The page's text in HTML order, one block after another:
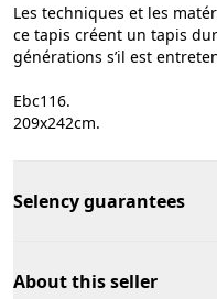
Les techniques et les
ce tapis créent un tapis
générations s’il est
Ebc116.
209x242cm.
Selency guarantees
About this seller